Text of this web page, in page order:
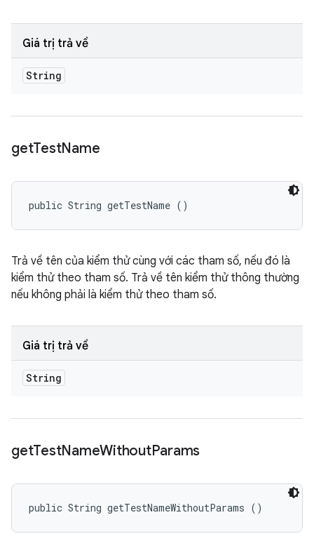
Giá trị trả về
String
getTestName
public String getTestName ()
Trả về tên của kiểm thử cùng với các tham số, nếu đó là
kiểm thử theo tham số. Trả về tên kiểm thử thông thường
nếu không phải là kiểm thử theo tham số.
Giá trị trả về
String
getTestNameWithoutParams
public String getTestNameWithoutParams ()